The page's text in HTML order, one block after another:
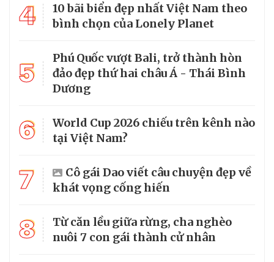
4
10 bãi biển đẹp nhất Việt Nam theo
bình chọn của Lonely Planet
5
Phú Quốc vượt Bali, trở thành hòn
đảo đẹp thứ hai châu Á - Thái Bình
Dương
6
World Cup 2026 chiếu trên kênh nào
tại Việt Nam?
7
Cô gái Dao viết câu chuyện đẹp về
khát vọng cống hiến
8
Từ căn lều giữa rừng, cha nghèo
nuôi 7 con gái thành cử nhân